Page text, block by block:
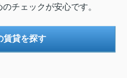
チェックが安心です。
賃貸を探す